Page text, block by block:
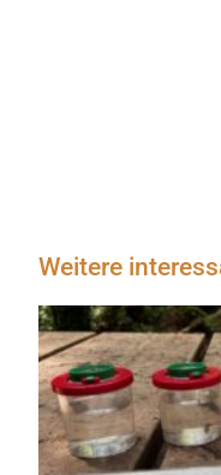
Weitere